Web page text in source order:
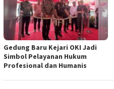
Gedung Baru Kejari OKI Jadi
Simbol Pelayanan Hukum
Profesional dan Humanis